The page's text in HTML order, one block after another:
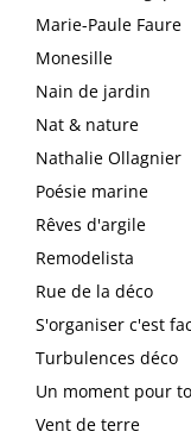
Marie-Paule Faure
Monesille
Nain de jardin
Nat & nature
Nathalie Ollagnier
Poésie marine
Rêves d'argile
Remodelista
Rue de la déco
S'organiser c'est
Turbulences déco
Un moment pour
Vent de terre